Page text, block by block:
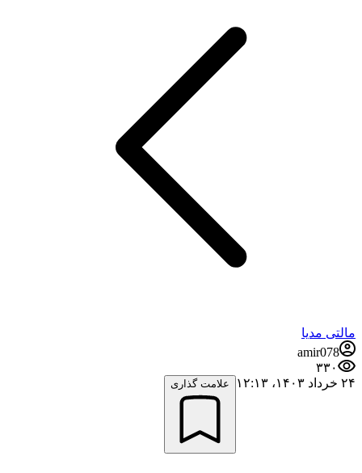
مالتی مدیا
amir078
۳۳۰
۲۴ خرداد ۱۴۰۳،‏ ۱۲:۱۳
علامت گذاری